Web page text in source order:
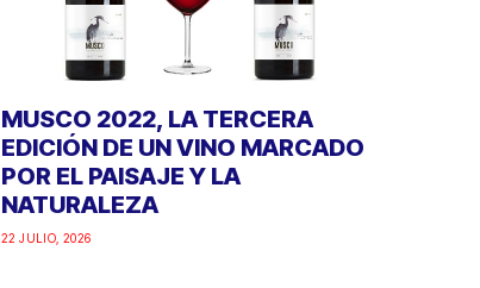
MUSCO 2022, LA TERCERA
EDICIÓN DE UN VINO MARCADO
POR EL PAISAJE Y LA
NATURALEZA
22 JULIO, 2026